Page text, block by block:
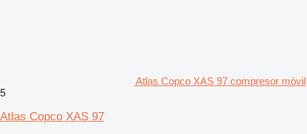
Atlas Copco XAS 97 compresor móvil
5
Atlas Copco XAS 97